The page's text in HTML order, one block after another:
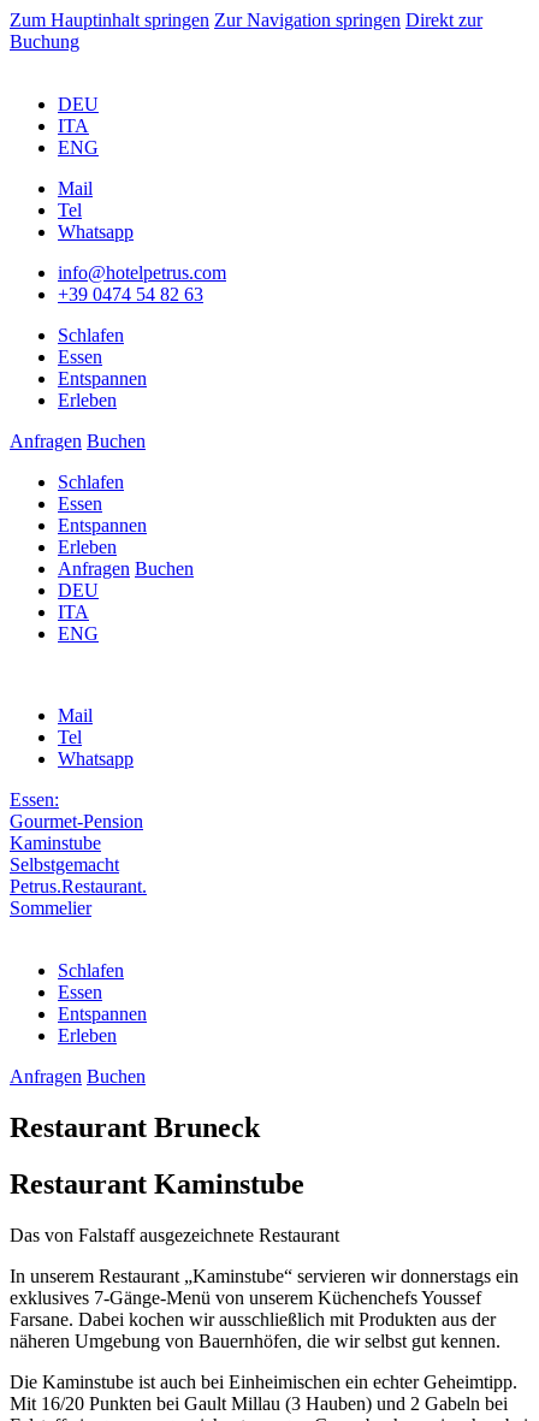
Zum Hauptinhalt springen Zur Navigation springen Direkt zur
Buchung
DEU
ITA
ENG
Mail
Tel
Whatsapp
info@hotelpetrus.com
+39 0474 54 82 63
Schlafen
Essen
Entspannen
Erleben
Anfragen Buchen
Schlafen
Essen
Entspannen
Erleben
Anfragen Buchen
DEU
ITA
ENG
Mail
Tel
Whatsapp
Essen:
Gourmet-Pension
Kaminstube
Selbstgemacht
Petrus.Restaurant.
Sommelier
Schlafen
Essen
Entspannen
Erleben
Anfragen Buchen
Restaurant Bruneck
Restaurant Kaminstube
Das von Falstaff ausgezeichnete Restaurant
In unserem Restaurant „Kaminstube“ servieren wir donnerstags ein
exklusives 7-Gänge-Menü von unserem Küchenchefs Youssef
Farsane. Dabei kochen wir ausschließlich mit Produkten aus der
näheren Umgebung von Bauernhöfen, die wir selbst gut kennen.
Die Kaminstube ist auch bei Einheimischen ein echter Geheimtipp.
Mit 16/20 Punkten bei Gault Millau (3 Hauben) und 2 Gabeln bei